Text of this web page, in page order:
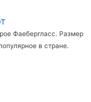
Фаебергласс. Размер
в стране.